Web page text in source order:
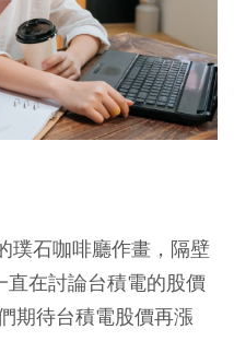
璞石咖啡廳作畫，隔壁
在討論台積電的股價
期待台積電股價再漲